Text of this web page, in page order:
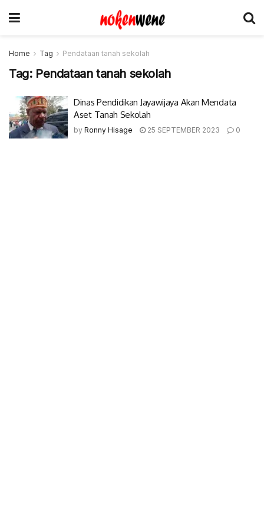
Home Tag Pendataan tanah sekolah
Tag: Pendataan tanah sekolah
Dinas Pendidikan Jayawijaya Akan Mendata
Aset Tanah Sekolah
by Ronny Hisage 25 SEPTEMBER 2023 0